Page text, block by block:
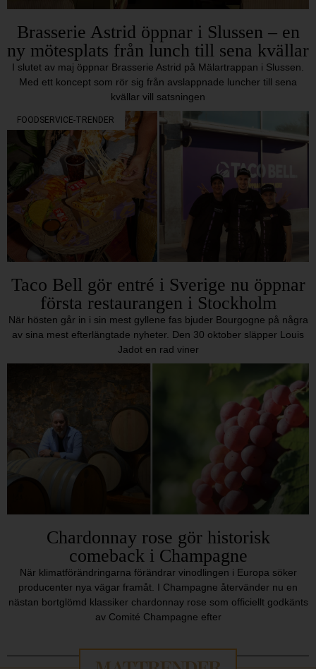
Brasserie Astrid öppnar i Slussen – en
ny mötesplats från lunch till sena kvällar
I slutet av maj öppnar Brasserie Astrid på Mälartrappan i Slussen.
Med ett koncept som rör sig från avslappnade luncher till sena
kvällar vill satsningen
FOODSERVICE-TRENDER
Taco Bell gör entré i Sverige nu öppnar
första restaurangen i Stockholm
När hösten går in i sin mest gyllene fas bjuder Bourgogne på några
av sina mest efterlängtade nyheter. Den 30 oktober släpper Louis
Jadot en rad viner
Chardonnay rose gör historisk
comeback i Champagne
När klimatförändringarna förändrar vinodlingen i Europa söker
producenter nya vägar framåt. I Champagne återvänder nu en
nästan bortglömd klassiker chardonnay rose som officiellt godkänts
av Comité Champagne efter